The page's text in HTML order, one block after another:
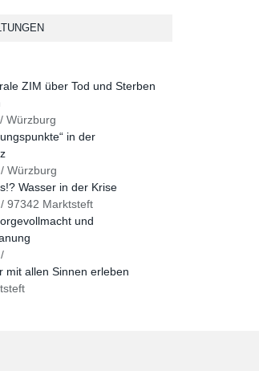
ZIM über Tod und Sterben
Würzburg
in der
Würzburg
Wasser in der Krise
97342 Marktsteft
und
mit allen Sinnen erleben